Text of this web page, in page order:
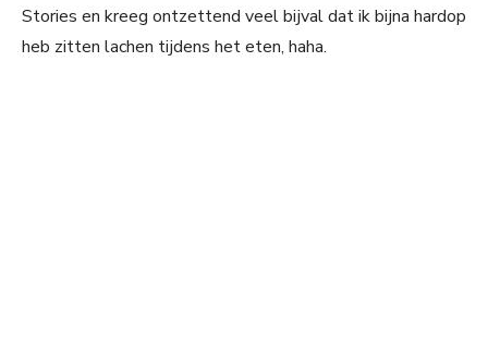
Stories en kreeg ontzettend veel bijval dat ik bijna hardop
heb zitten lachen tijdens het eten, haha.